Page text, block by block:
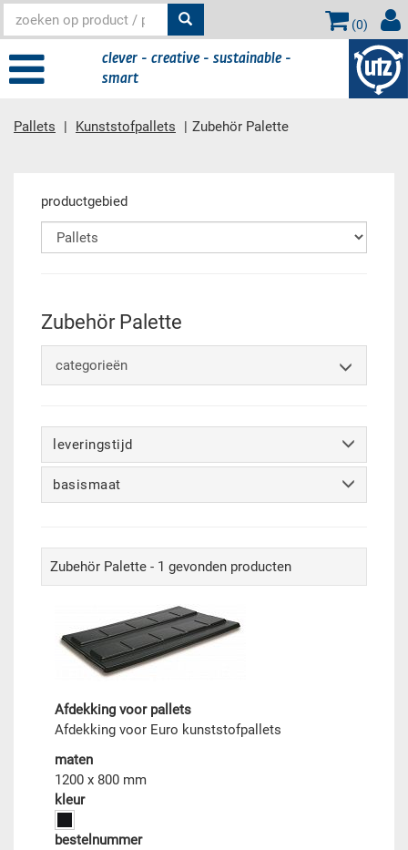
(0)
clever - creative - sustainable -
smart
Pallets Kunststofpallets Zubehör Palette
Hoofdinhoud
productgebied
Zubehör Palette
categorieën
leveringstijd
basismaat
Zubehör Palette - 1 gevonden producten
Afdekking voor pallets
Afdekking voor Euro kunststofpallets
maten
1200 x 800 mm
kleur
bestelnummer